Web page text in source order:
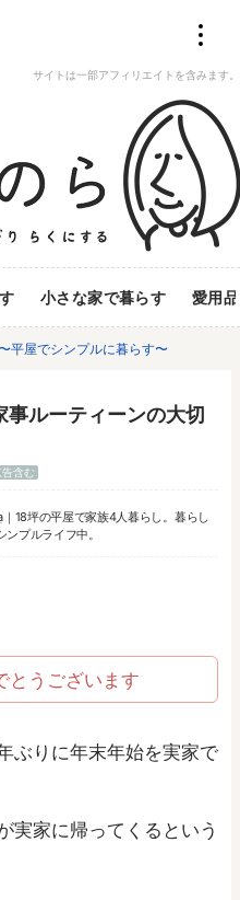
サイトは一部アフィリエイトを含みます。
小さな家で暮らす 愛用品
平屋でシンプルに暮らす〜
ルーティーンの大切
告含む
｜18坪の平屋で家族4人暮らし。暮らし
プルライフ中。
とうございます
ぶりに年末年始を実家で
実家に帰ってくるという